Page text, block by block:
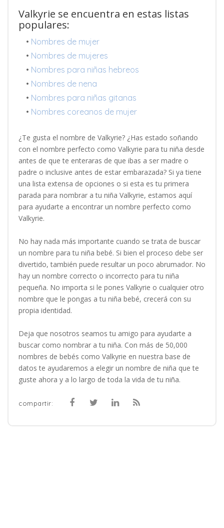
Valkyrie se encuentra en estas listas
populares:
• Nombres de mujer
• Nombres de mujeres
• Nombres para niñas hebreos
• Nombres de nena
• Nombres para niñas gitanas
• Nombres coreanos de mujer
¿Te gusta el nombre de Valkyrie? ¿Has estado soñando
con el nombre perfecto como Valkyrie para tu niña desde
antes de que te enteraras de que ibas a ser madre o
padre o inclusive antes de estar embarazada? Si ya tiene
una lista extensa de opciones o si esta es tu primera
parada para nombrar a tu niña Valkyrie, estamos aquí
para ayudarte a encontrar un nombre perfecto como
Valkyrie.
No hay nada más importante cuando se trata de buscar
un nombre para tu niña bebé. Si bien el proceso debe ser
divertido, también puede resultar un poco abrumador. No
hay un nombre correcto o incorrecto para tu niña
pequeña. No importa si le pones Valkyrie o cualquier otro
nombre que le pongas a tu niña bebé, crecerá con su
propia identidad.
Deja que nosotros seamos tu amigo para ayudarte a
buscar como nombrar a tu niña. Con más de 50,000
nombres de bebés como Valkyrie en nuestra base de
datos te ayudaremos a elegir un nombre de niña que te
guste ahora y a lo largo de toda la vida de tu niña.
compartir: